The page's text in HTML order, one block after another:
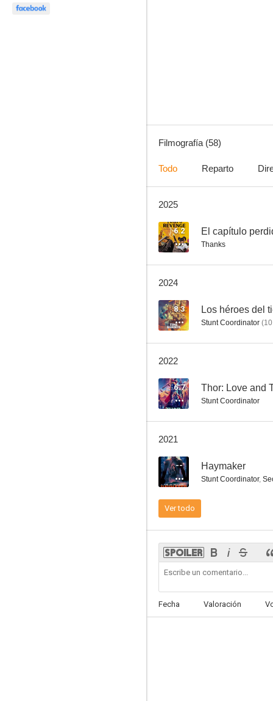
Kill Bill. Volumen 1
7.7
Filmografía (58)
Todo Reparto
2025
6.2 El capítulo
Thanks
2024
8.3 Los héroes del
Stunt Coordinator (10
2022
6.7 Thor: Love and
Stunt Coordinator
2021
-- Haymaker
Stunt Coordinator,
Ver todo
Fecha Valoración